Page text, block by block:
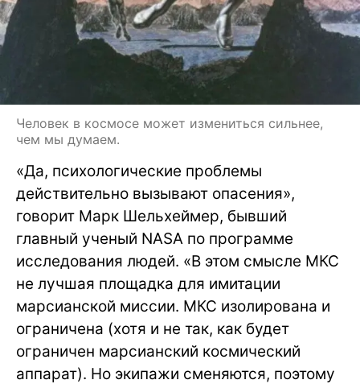
Человек в космосе может измениться сильнее,
чем мы думаем.
«Да, психологические проблемы
действительно вызывают опасения»,
говорит Марк Шельхеймер, бывший
главный ученый NASA по программе
исследования людей. «В этом смысле МКС
не лучшая площадка для имитации
марсианской миссии. МКС изолирована и
ограничена (хотя и не так, как будет
ограничен марсианский космический
аппарат). Но экипажи сменяются, поэтому